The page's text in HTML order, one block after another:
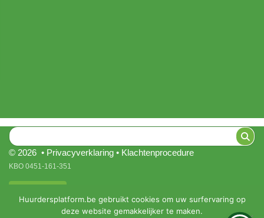
© 2026 • Privacyverklaring • Klachtenprocedure
KBO 0451-161-351
Huurdersplatform.be gebruikt cookies om uw surfervaring op
deze website gemakkelijker te maken.